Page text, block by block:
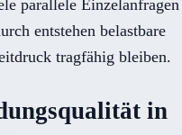
parallele Einzelanfragen
entstehen belastbare
tragfähig bleiben.
in